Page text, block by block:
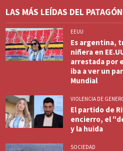
LAS MÁS LEÍDAS DEL
EEUU
Es argentina,
niñera en
arrestada por
iba a ver un
Mundial
VIOLENCIA DE
El partido de
encierro, el
y la huida
SOCIEDAD